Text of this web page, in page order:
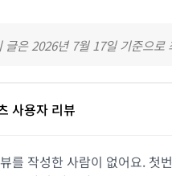
은 2026년 7월 17일 기준으로
사용자 리뷰
를 작성한 사람이 없어요. 첫번